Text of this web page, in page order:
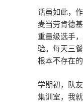
话虽如此，
麦当劳肯德
重量级选手
验。每天三
根本不存在
学期初，队
集训室，我